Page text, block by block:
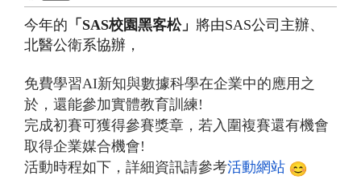
今年的 「SAS校園黑客松」 將由SAS公司主辦、
北醫公衛系協辦，
免費學習AI新知與數據科學在企業中的應用之
於， 還能參加實體教育訓練!
完成初賽可獲得參賽獎章，若入圍複賽還有機會
取得企業媒合機會!
活動時程如下，詳細資訊請參考活動網站